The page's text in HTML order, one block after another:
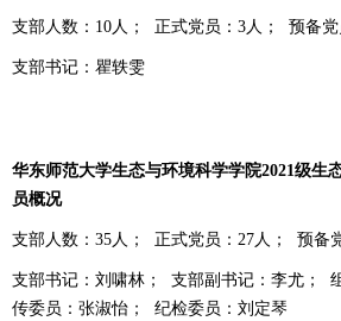
支部人数： 10人； 正式党员： 3人； 预备党
支部书记：瞿轶雯
华东师范大学生态与环境科学学院2021级生
员概况
支部人数： 35人； 正式党员： 27人； 预备
支部书记：刘啸林； 支部副书记：李尤；
传委员：张淑怡；
纪检委员：刘定琴